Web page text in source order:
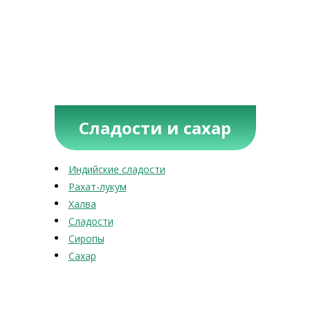
Сладости и сахар
Индийские сладости
Рахат-лукум
Халва
Сладости
Сиропы
Сахар